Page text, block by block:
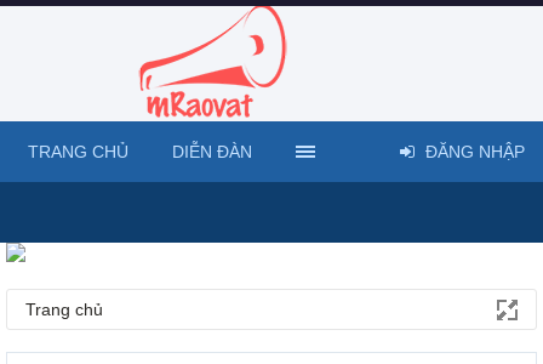
Trang chủ
TRANG CHỦ DIỄN ĐÀN ĐĂNG NHẬP